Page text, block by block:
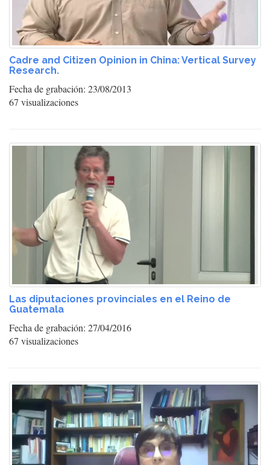
Cadre and Citizen Opinion in China: Vertical Survey
Research.
Fecha de grabación: 23/08/2013
67 visualizaciones
Las diputaciones provinciales en el Reino de
Guatemala
Fecha de grabación: 27/04/2016
67 visualizaciones